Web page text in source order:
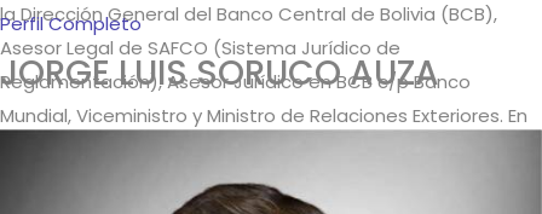
la Dirección General del Banco Central de Bolivia (BCB),
Asesor Legal de SAFCO (Sistema Jurídico de
Reglamentación), Asesor Jurídico en BCB c/p Banco
Mundial, Viceministro y Ministro de Relaciones Exteriores. En
Perfil Completo
JORGE LUIS SORUCO AUZA